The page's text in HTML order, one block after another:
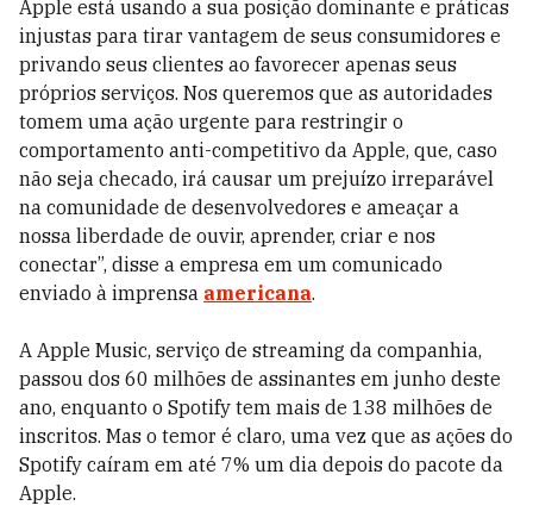
Apple está usando a sua posição dominante e práticas
injustas para tirar vantagem de seus consumidores e
privando seus clientes ao favorecer apenas seus
próprios serviços. Nos queremos que as autoridades
tomem uma ação urgente para restringir o
comportamento anti-competitivo da Apple, que, caso
não seja checado, irá causar um prejuízo irreparável
na comunidade de desenvolvedores e ameaçar a
nossa liberdade de ouvir, aprender, criar e nos
conectar”, disse a empresa em um comunicado
enviado à imprensa americana.
A Apple Music, serviço de streaming da companhia,
passou dos 60 milhões de assinantes em junho deste
ano, enquanto o Spotify tem mais de 138 milhões de
inscritos. Mas o temor é claro, uma vez que as ações do
Spotify caíram em até 7% um dia depois do pacote da
Apple.